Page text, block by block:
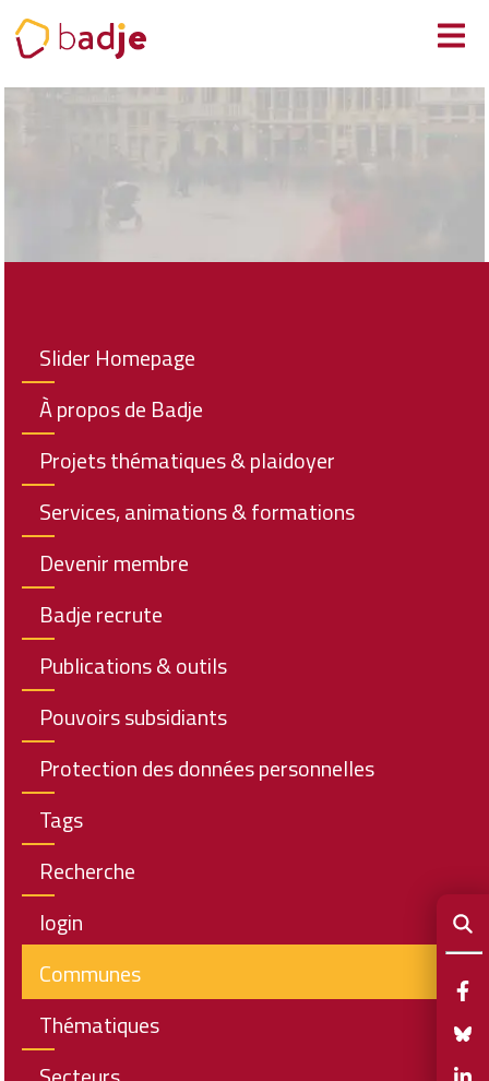
Slider Homepage
À propos de Badje
Projets thématiques & plaidoyer
Services, animations & formations
Devenir membre
Badje recrute
Publications & outils
Pouvoirs subsidiants
Protection des données personnelles
Tags
Recherche
login
Communes
Thématiques